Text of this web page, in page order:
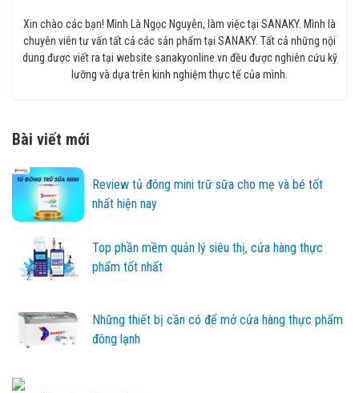
Xin chào các bạn! Mình Là Ngọc Nguyễn, làm việc tại SANAKY. Mình là
chuyên viên tư vấn tất cả các sản phẩm tại SANAKY. Tất cả những nội
dung được viết ra tại website sanakyonline.vn đều được nghiên cứu kỹ
lưỡng và dựa trên kinh nghiệm thực tế của mình.
Bài viết mới
Review tủ đông mini trữ sữa cho mẹ và bé tốt
nhất hiện nay
Top phần mềm quản lý siêu thị, cửa hàng thực
phẩm tốt nhất
Những thiết bị cần có để mở cửa hàng thực phẩm
đông lạnh